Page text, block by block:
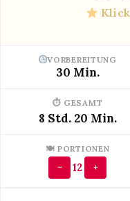
VORBEREITUNG
30 Min.
⏱ GESAMT
8 Std. 20 Min.
🍽 PORTIONEN
− 12 +